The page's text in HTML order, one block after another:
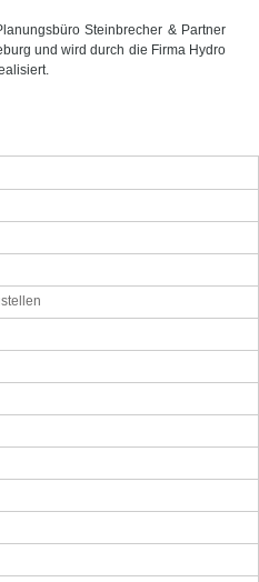
Steinbrecher & Partner
und wird durch die Firma Hydro